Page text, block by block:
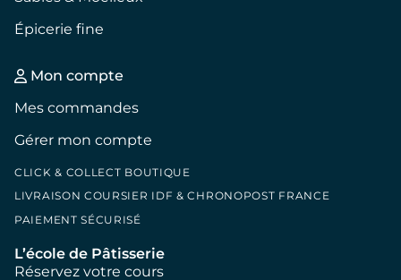
Épicerie fine
Mon compte
Mes commandes
Gérer mon compte
CLICK & COLLECT BOUTIQUE
LIVRAISON COURSIER IDF & CHRONOPOST FRANCE
PAIEMENT SÉCURISÉ
L’école de Pâtisserie
Réservez votre cours